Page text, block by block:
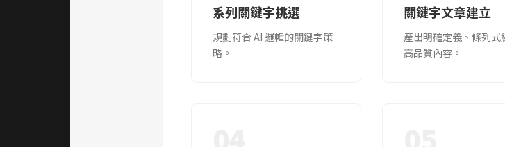
系列關鍵字挑選
規劃符合 AI 邏輯的關鍵字策
略。
關鍵字文章建立
產出明確定義、條列式
高品質內容。